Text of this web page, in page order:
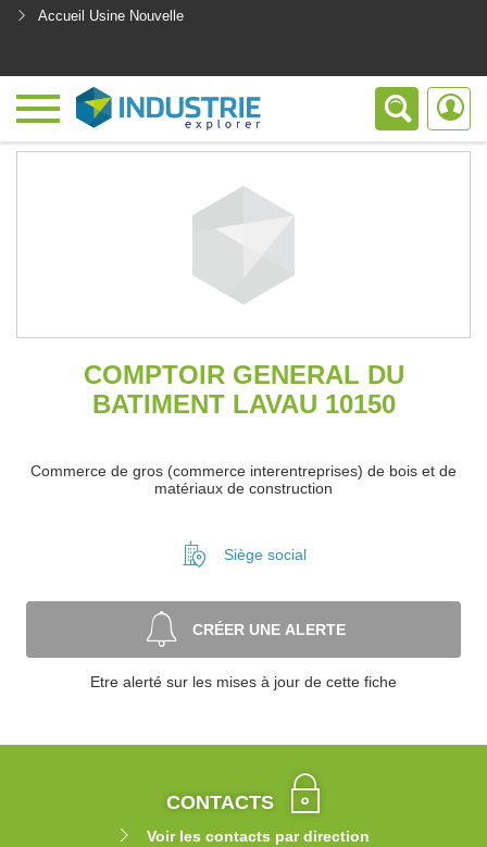
Accueil Usine Nouvelle
COMPTOIR GENERAL DU
BATIMENT LAVAU 10150
Commerce de gros (commerce interentreprises) de bois et de
matériaux de construction
Siège social
CRÉER UNE ALERTE
Etre alerté sur les mises à jour de cette fiche
CONTACTS
Voir les contacts par direction